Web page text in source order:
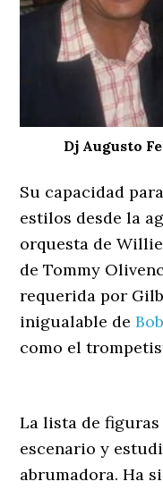
Dj Augusto
Su capacidad
estilos desde la
orquesta de
de Tommy
requerida por
inigualable de
como el
La lista de
escenario y
abrumadora. Ha